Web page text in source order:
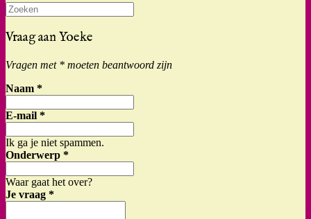
Zoeken
naar:
Vraag aan Yoeke
Vragen met * moeten beantwoord zijn
Naam *
E-mail *
Ik ga je niet spammen.
Onderwerp *
Waar gaat het over?
Je vraag *